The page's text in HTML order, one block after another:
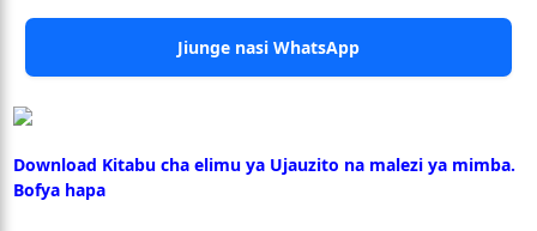
Jiunge nasi WhatsApp
Download Kitabu cha elimu ya Ujauzito na malezi ya mimba.
Bofya hapa